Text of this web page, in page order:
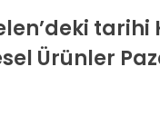
Ürünler